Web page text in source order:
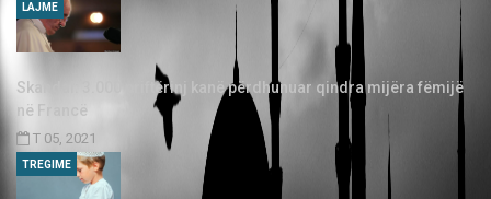
Skandal: 3.000 priftërinj kanë përdhunuar qindra mijëra fëmijë
në Francë
T 05, 2021
LAJME
TREGIME